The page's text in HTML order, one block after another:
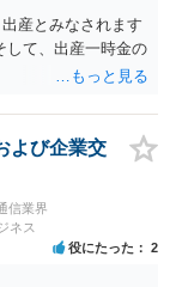
産とみなされます
して、出産一時金の
よび企業交
信業界
ネス
役にたった 2